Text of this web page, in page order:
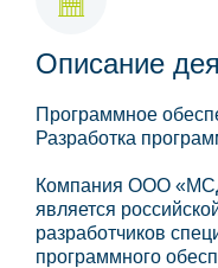
Описание
Программное
Разработка
Компания ООО
является
разработчиков
программного